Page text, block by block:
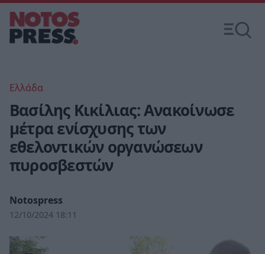
Ελλάδα
Βασίλης Κικίλιας: Ανακοίνωσε
μέτρα ενίσχυσης των
εθελοντικών οργανώσεων
πυροσβεστών
Notospress
12/10/2024 18:11